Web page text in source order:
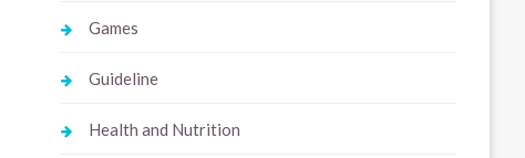
Games
Guideline
Health and Nutrition